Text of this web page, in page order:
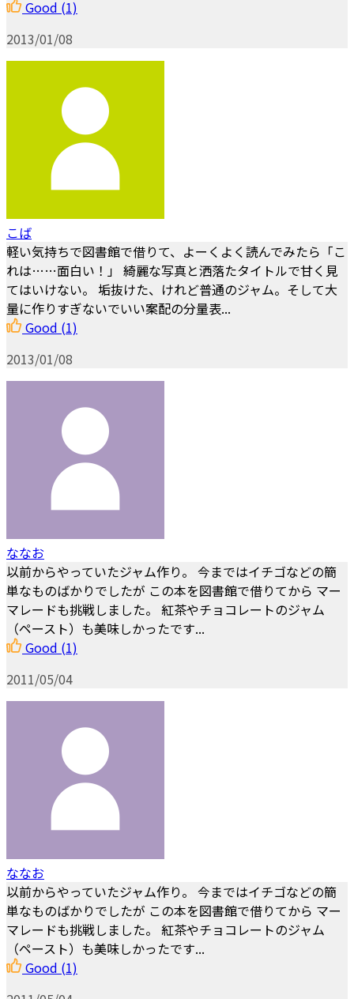
Good (1)
2013/01/08
こば
軽い気持ちで図書館で借りて、よーくよく読んでみたら「こ
れは……面白い！」 綺麗な写真と洒落たタイトルで甘く見
てはいけない。 垢抜けた、けれど普通のジャム。そして大
量に作りすぎないでいい案配の分量表...
Good (1)
2013/01/08
ななお
以前からやっていたジャム作り。 今まではイチゴなどの簡
単なものばかりでしたが この本を図書館で借りてから マー
マレードも挑戦しました。 紅茶やチョコレートのジャム
（ペースト）も美味しかったです...
Good (1)
2011/05/04
ななお
以前からやっていたジャム作り。 今まではイチゴなどの簡
単なものばかりでしたが この本を図書館で借りてから マー
マレードも挑戦しました。 紅茶やチョコレートのジャム
（ペースト）も美味しかったです...
Good (1)